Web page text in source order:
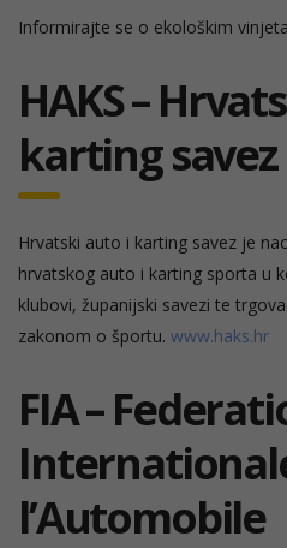
Informirajte se o ekološkim
HAKS –
karting savez
Hrvatski auto i karting savez je
hrvatskog auto i karting sporta u
klubovi, županijski savezi te
zakonom o športu. www.haks.hr
FIA –
l’Automobile